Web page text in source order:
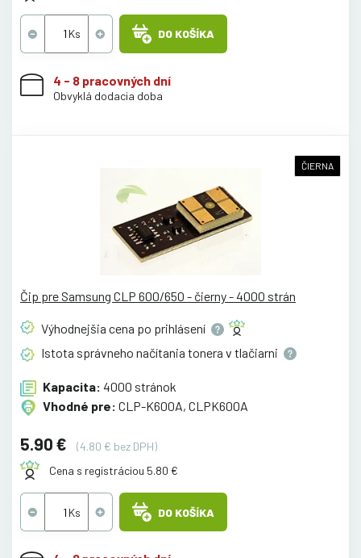
DO KOŠÍKA
4 - 8 pracovných dní
Obvyklá dodacia doba
ČIERNA
Čip pre Samsung CLP 600/650 - čierny - 4000 strán
Výhodnejšia cena po prihlásení
Istota správneho načítania tonera v tlačiarni
Kapacita: 4000 stránok
Vhodné pre: CLP-K600A, CLPK600A
5.90 €
(4.80 € bez DPH)
Cena s registráciou 5.80 €
DO KOŠÍKA